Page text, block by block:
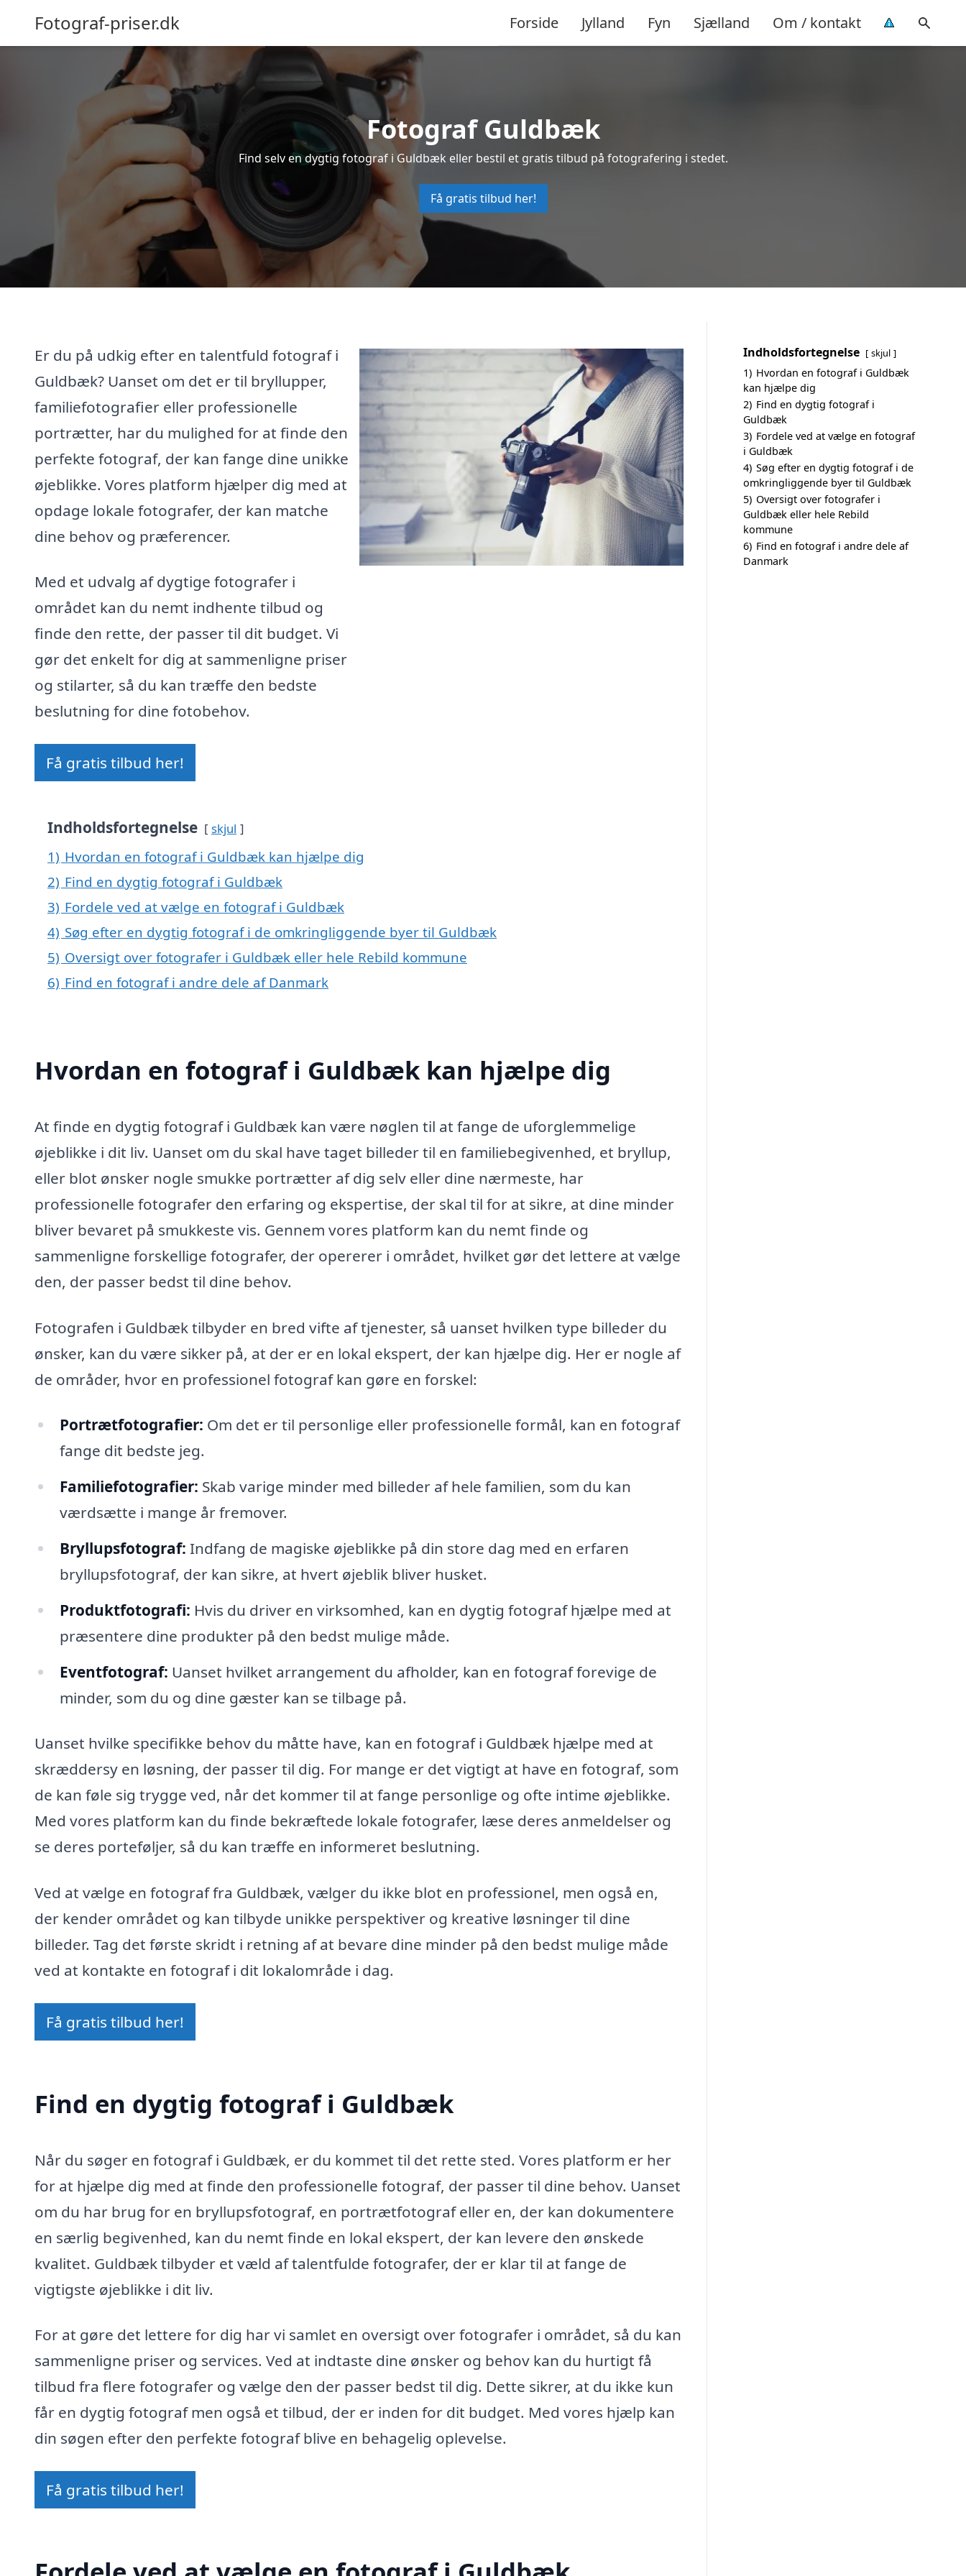
Fotograf-priser.dk Forside Jylland Fyn Sjælland Om / kontakt
Fotograf Guldbæk
Find selv en dygtig fotograf i Guldbæk eller bestil et gratis tilbud på fotografering i stedet.
Få gratis tilbud her!
Er du på udkig efter en talentfuld fotograf i
Guldbæk? Uanset om det er til bryllupper,
familiefotografier eller professionelle
portrætter, har du mulighed for at finde den
perfekte fotograf, der kan fange dine unikke
øjeblikke. Vores platform hjælper dig med at
opdage lokale fotografer, der kan matche
dine behov og præferencer.
Med et udvalg af dygtige fotografer i
området kan du nemt indhente tilbud og
finde den rette, der passer til dit budget. Vi
gør det enkelt for dig at sammenligne priser
og stilarter, så du kan træffe den bedste
beslutning for dine fotobehov.
Få gratis tilbud her!
Indholdsfortegnelse skjul
1) Hvordan en fotograf i Guldbæk kan hjælpe dig
2) Find en dygtig fotograf i Guldbæk
3) Fordele ved at vælge en fotograf i Guldbæk
4) Søg efter en dygtig fotograf i de omkringliggende byer til Guldbæk
5) Oversigt over fotografer i Guldbæk eller hele Rebild kommune
6) Find en fotograf i andre dele af Danmark
Hvordan en fotograf i Guldbæk kan hjælpe dig
At finde en dygtig fotograf i Guldbæk kan være nøglen til at fange de uforglemmelige
øjeblikke i dit liv. Uanset om du skal have taget billeder til en familiebegivenhed, et bryllup,
eller blot ønsker nogle smukke portrætter af dig selv eller dine nærmeste, har
professionelle fotografer den erfaring og ekspertise, der skal til for at sikre, at dine minder
bliver bevaret på smukkeste vis. Gennem vores platform kan du nemt finde og
sammenligne forskellige fotografer, der opererer i området, hvilket gør det lettere at vælge
den, der passer bedst til dine behov.
Fotografen i Guldbæk tilbyder en bred vifte af tjenester, så uanset hvilken type billeder du
ønsker, kan du være sikker på, at der er en lokal ekspert, der kan hjælpe dig. Her er nogle af
de områder, hvor en professionel fotograf kan gøre en forskel:
Portrætfotografier: Om det er til personlige eller professionelle formål, kan en fotograf
fange dit bedste jeg.
Familiefotografier: Skab varige minder med billeder af hele familien, som du kan
værdsætte i mange år fremover.
Bryllupsfotograf: Indfang de magiske øjeblikke på din store dag med en erfaren
bryllupsfotograf, der kan sikre, at hvert øjeblik bliver husket.
Produktfotografi: Hvis du driver en virksomhed, kan en dygtig fotograf hjælpe med at
præsentere dine produkter på den bedst mulige måde.
Eventfotograf: Uanset hvilket arrangement du afholder, kan en fotograf forevige de
minder, som du og dine gæster kan se tilbage på.
Uanset hvilke specifikke behov du måtte have, kan en fotograf i Guldbæk hjælpe med at
skræddersy en løsning, der passer til dig. For mange er det vigtigt at have en fotograf, som
de kan føle sig trygge ved, når det kommer til at fange personlige og ofte intime øjeblikke.
Med vores platform kan du finde bekræftede lokale fotografer, læse deres anmeldelser og
se deres porteføljer, så du kan træffe en informeret beslutning.
Ved at vælge en fotograf fra Guldbæk, vælger du ikke blot en professionel, men også en,
der kender området og kan tilbyde unikke perspektiver og kreative løsninger til dine
billeder. Tag det første skridt i retning af at bevare dine minder på den bedst mulige måde
ved at kontakte en fotograf i dit lokalområde i dag.
Få gratis tilbud her!
Find en dygtig fotograf i Guldbæk
Når du søger en fotograf i Guldbæk, er du kommet til det rette sted. Vores platform er her
for at hjælpe dig med at finde den professionelle fotograf, der passer til dine behov. Uanset
om du har brug for en bryllupsfotograf, en portrætfotograf eller en, der kan dokumentere
en særlig begivenhed, kan du nemt finde en lokal ekspert, der kan levere den ønskede
kvalitet. Guldbæk tilbyder et væld af talentfulde fotografer, der er klar til at fange de
vigtigste øjeblikke i dit liv.
For at gøre det lettere for dig har vi samlet en oversigt over fotografer i området, så du kan
sammenligne priser og services. Ved at indtaste dine ønsker og behov kan du hurtigt få
tilbud fra flere fotografer og vælge den der passer bedst til dig. Dette sikrer, at du ikke kun
får en dygtig fotograf men også et tilbud, der er inden for dit budget. Med vores hjælp kan
din søgen efter den perfekte fotograf blive en behagelig oplevelse.
Få gratis tilbud her!
Indholdsfortegnelse skjul
1) Hvordan en fotograf i Guldbæk
kan hjælpe dig
2) Find en dygtig fotograf i
Guldbæk
3) Fordele ved at vælge en fotograf
i Guldbæk
4) Søg efter en dygtig fotograf i de
omkringliggende byer til Guldbæk
5) Oversigt over fotografer i
Guldbæk eller hele Rebild
kommune
6) Find en fotograf i andre dele af
Danmark